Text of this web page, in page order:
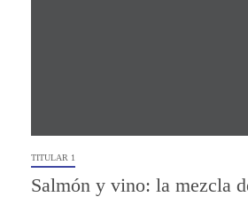
TITULAR 1
Salmón y vino: la mezcla